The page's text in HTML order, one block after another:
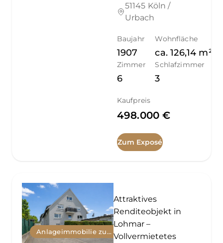
51145 Köln /
Urbach
Baujahr
1907
Wohnfläche
ca. 126,14 m²
Zimmer
6
Schlafzimmer
3
Kaufpreis
498.000 €
Zum Exposé
Anlageimmobilie zum Kauf
Attraktives
Renditeobjekt in
Lohmar –
Vollvermietetes